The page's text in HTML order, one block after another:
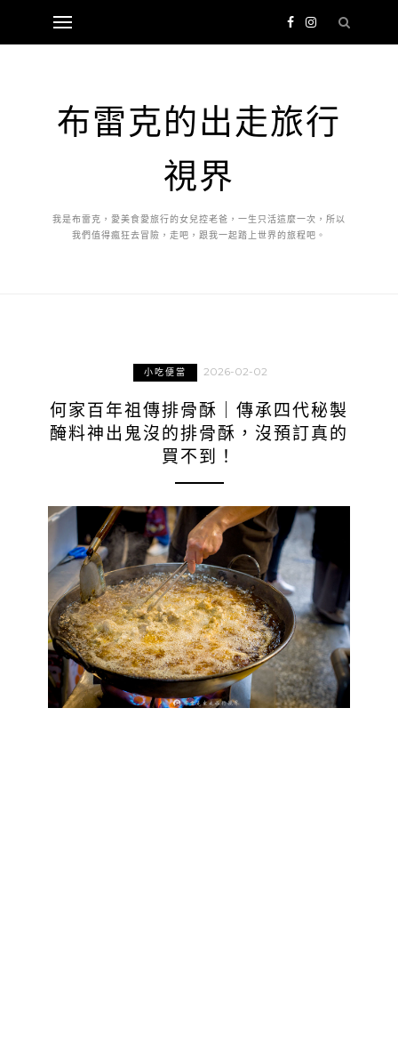
布雷克的出走旅行
視界
我是布雷克，愛美食愛旅行的女兒控老爸，一生只活這麼一次，所以
我們值得瘋狂去冒險，走吧，跟我一起踏上世界的旅程吧。
小吃便當 2026-02-02
何家百年祖傳排骨酥｜傳承四代秘製
醃料神出鬼沒的排骨酥，沒預訂真的
買不到！